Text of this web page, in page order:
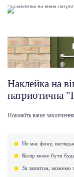
Наклейка на
патриотична
Покажіть ваше
Не має фону,
Колір може бути
За запитом, можемо